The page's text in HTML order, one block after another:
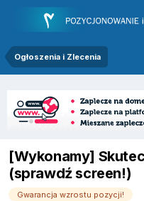
Ogłoszenia i Zlecenia
[Wykonamy]
(sprawdź screen!)
Gwarancja wzrostu pozycji!